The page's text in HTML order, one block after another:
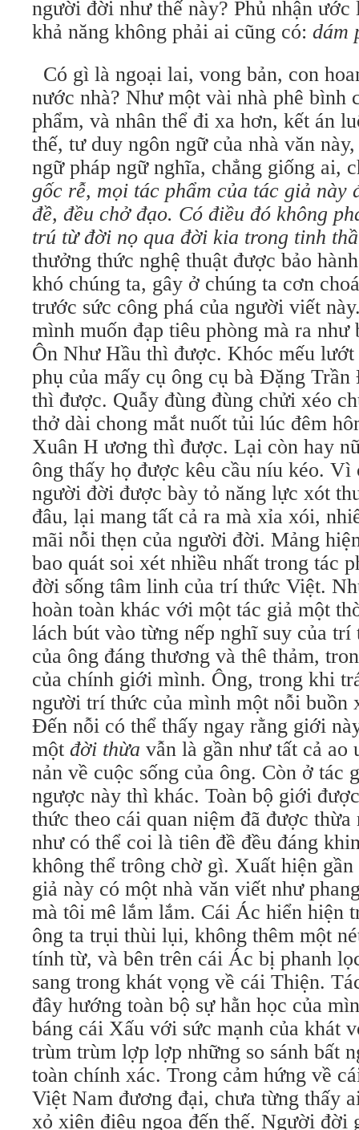
người đời như thế này? Phủ nhận
khả năng không phải ai cũng có: dám
Có gì là ngoại lai, vong bản, con
nước nhà? Như một vài nhà phê bình
phẩm, và nhân thể đi xa hơn, kết án
thế, tư duy ngôn ngữ của nhà văn
ngữ pháp ngữ nghĩa, chẳng giống ai,
gốc rễ, mọi tác phẩm của tác giả này
đề, đều chở đạo. Có điều đó không
trú từ đời nọ qua đời kia trong tinh
thưởng thức nghệ thuật được bảo
khó chúng ta, gây ở chúng ta cơn
trước sức công phá của người viết
mình muốn đạp tiêu phòng mà ra như
Ôn Như Hầu thì được. Khóc mếu
phụ của mấy cụ ông cụ bà Đặng
thì được. Quẫy đùng đùng chửi xéo
thở dài chong mắt nuốt tủi lúc đêm
Xuân H ương thì được. Lại còn hay
ông thấy họ được kêu cầu níu kéo. Vì
người đời được bày tỏ năng lực xót
đâu, lại mang tất cả ra mà xỉa xói,
mãi nỗi thẹn của người đời. Mảng
bao quát soi xét nhiều nhất trong tác
đời sống tâm linh của trí thức Việt.
hoàn toàn khác với một tác giả một
lách bút vào từng nếp nghĩ suy của
của ông đáng thương và thê thảm,
của chính giới mình. Ông, trong khi
người trí thức của mình một nỗi buồn
Đến nỗi có thể thấy ngay rằng giới
một đời thừa vẫn là gần như tất cả ao
nản về cuộc sống của ông. Còn ở tác
ngược này thì khác. Toàn bộ giới
thức theo cái quan niệm đã được thừa
như có thể coi là tiên đề đều đáng
không thể trông chờ gì. Xuất hiện
giả này có một nhà văn viết như
mà tôi mê lắm lắm. Cái Ác hiển hiện
ông ta trụi thùi lụi, không thêm một
tính từ, và bên trên cái Ác bị phanh
sang trong khát vọng về cái Thiện.
đây hướng toàn bộ sự hằn học của
báng cái Xấu với sức mạnh của khát
trùm trùm lợp lợp những so sánh bất
toàn chính xác. Trong cảm hứng về
Việt Nam đương đại, chưa từng thấy
xỏ xiên điêu ngoa đến thế. Người đời